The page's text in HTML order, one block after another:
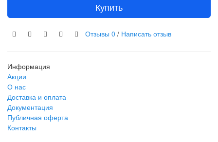
Купить
Отзывы 0 / Написать отзыв
Информация
Акции
О нас
Доставка и оплата
Документация
Публичная оферта
Контакты